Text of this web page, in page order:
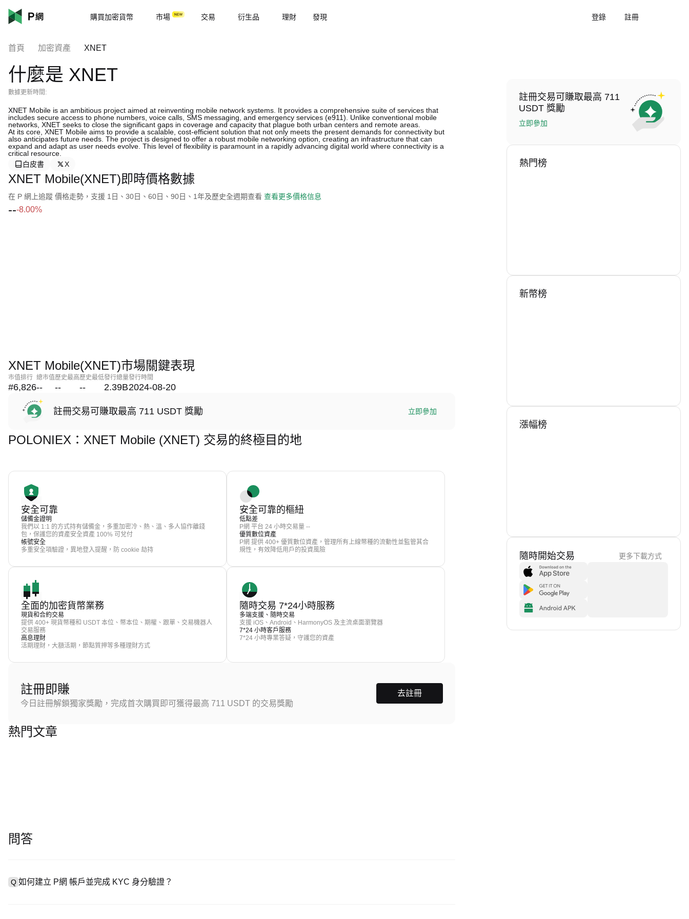
購買加密貨幣 市場 交易 衍生品 理財 發現 登錄 註冊
首頁 加密資產 XNET
什麼是 XNET
數據更新時間:
XNET Mobile is an ambitious project aimed at reinventing mobile network systems. It provides a comprehensive suite of services that
includes secure access to phone numbers, voice calls, SMS messaging, and emergency services (e911). Unlike conventional mobile
networks, XNET seeks to close the significant gaps in coverage and capacity that plague both urban centers and remote areas.
At its core, XNET Mobile aims to provide a scalable, cost-efficient solution that not only meets the present demands for connectivity but
also anticipates future needs. The project is designed to offer a robust mobile networking option, creating an infrastructure that can
expand and adapt as user needs evolve. This level of flexibility is paramount in a rapidly advancing digital world where connectivity is a
critical resource.
白皮書
X
XNET Mobile(XNET)即時價格數據
在 P 網上追蹤 價格走勢，支援 1日、30日、60日、90日、1年及歷史全週期查看 查看更多價格信息
---8.00%
XNET Mobile(XNET)市場關鍵表現
市值排行
#6,826
總市值
--
歷史最高
--
歷史最低
--
發行總量
2.39B
發行時間
2024-08-20
註冊交易可賺取最高 711 USDT 獎勵 立即參加
POLONIEX：XNET Mobile (XNET) 交易的終極目的地
安全可靠
儲備金證明
我們以 1:1 的方式持有儲備金，多重加密冷、熱、溫、多人協作離錢
包，保護您的資產安全資產 100% 可兌付
帳號安全
多重安全項驗證，異地登入提醒，防 cookie 劫持
安全可靠的樞紐
低點差
P網 平台 24 小時交易量 --
優質數位資產
P網 提供 400+ 優質數位資產，管理所有上線幣種的流動性並監管其合
規性，有效降低用戶的投資風險
全面的加密貨幣業務
現貨和合約交易
提供 400+ 現貨幣種和 USDT 本位、幣本位、期權、跟單、交易機器人
交易服務
高息理財
活期理財，大額活期，節點質押等多種理財方式
隨時交易 7*24小時服務
多端支援、隨時交易
支援 iOS、Android、HarmonyOS 及主流桌面瀏覽器
7*24 小時客戶服務
7*24 小時專業答疑，守護您的資產
註冊即賺
今日註冊解鎖獨家獎勵，完成首次購買即可獲得最高 711 USDT 的交易獎勵
去註冊
熱門文章
問答
Q 如何建立 P網 帳戶並完成 KYC 身分驗證？
註冊交易可賺取最高 711
USDT 獎勵
立即參加
熱門榜
新幣榜
漲幅榜
隨時開始交易 更多下載方式